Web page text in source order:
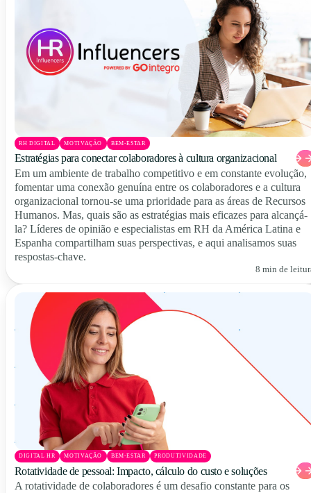
RH DIGITAL MOTIVAÇÃO BEM-ESTAR
Estratégias para conectar colaboradores à cultura organizacional
Em um ambiente de trabalho competitivo e em constante evolução,
fomentar uma conexão genuína entre os colaboradores e a cultura
organizacional tornou-se uma prioridade para as áreas de Recursos
Humanos. Mas, quais são as estratégias mais eficazes para alcançá-
la? Líderes de opinião e especialistas em RH da América Latina e
Espanha compartilham suas perspectivas, e aqui analisamos suas
respostas-chave.
8 min de
DIGITAL HR MOTIVAÇÃO BEM-ESTAR PRODUTIVIDADE
Rotatividade de pessoal: Impacto, cálculo do custo e soluções
A rotatividade de colaboradores é um desafio constante para os